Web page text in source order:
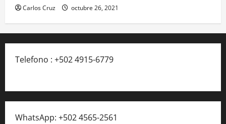
Carlos Cruz octubre 26, 2021
Telefono : +502 4915-6779
WhatsApp: +502 4565-2561